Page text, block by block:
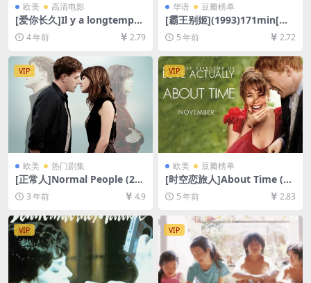
欧美 高清电影
[爱你长久]Il y a longtemps
que je t’aime (2008)[百度网
盘+迅雷云盘资源1080P超清
未删减][MP4/7.6GB][中文字
幕]
4 年前 2.79
华语 豆瓣榜单
[霸王别姬](1993)171min[百
度网盘+迅雷云盘资源1080P
超清未删减][MP4/10GB][原
声中字]
5 年前 2.72
VIP
欧美 热门剧集
[正常人]Normal People (202
0)[百度网盘+夸克网盘1080P
超清未删减资源][网盘在线播
幕]
3 年前 4.9
VIP
欧美 豆瓣榜单
[时空恋旅人]About Time (20
13)[百度网盘+迅雷云盘资源1
080P超清未删减][MP4/8.0G
5 年前 2.83
VIP VIP